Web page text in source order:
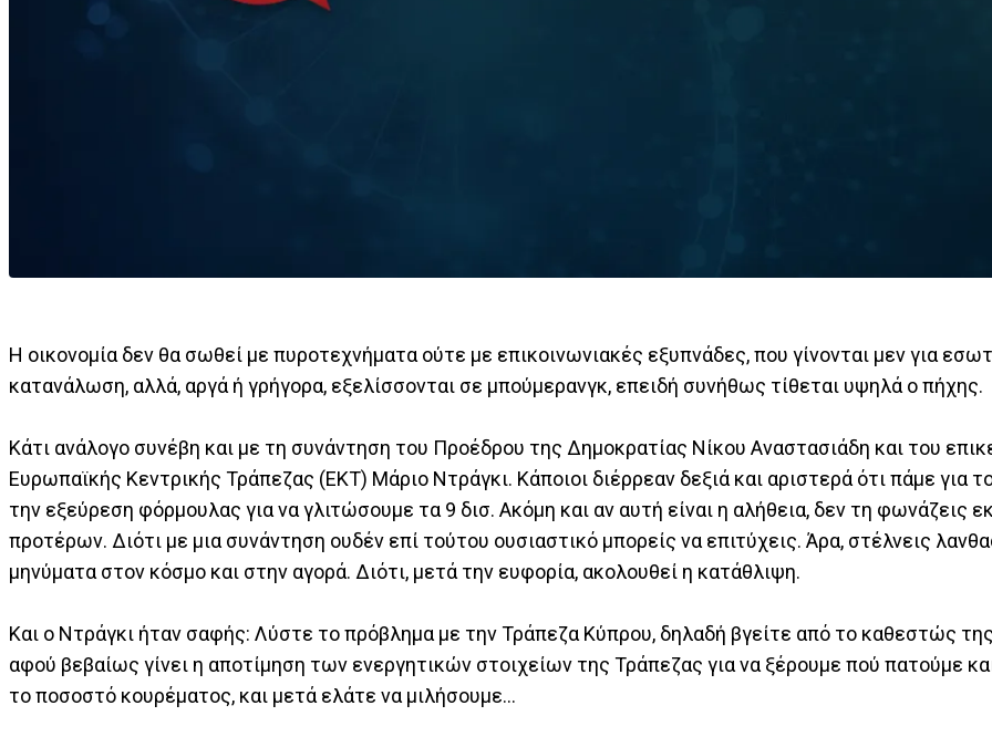
Η οικονομία δεν θα σωθεί με πυροτεχνήματα ούτε με επικοινωνιακές εξυπνάδες, που γίνονται μεν για
κατανάλωση, αλλά, αργά ή γρήγορα, εξελίσσονται σε μπούμερανγκ, επειδή συνήθως τίθεται υψηλά ο πήχης.
Κάτι ανάλογο συνέβη και με τη συνάντηση του Προέδρου της Δημοκρατίας Νίκου Αναστασιάδη και του
Ευρωπαϊκής Κεντρικής Τράπεζας (ΕΚΤ) Μάριο Ντράγκι. Κάποιοι διέρρεαν δεξιά και αριστερά ότι πάμε για
την εξεύρεση φόρμουλας για να γλιτώσουμε τα 9 δισ. Ακόμη και αν αυτή είναι η αλήθεια, δεν τη φωνάζεις
προτέρων. Διότι με μια συνάντηση ουδέν επί τούτου ουσιαστικό μπορείς να επιτύχεις. Άρα, στέλνεις
μηνύματα στον κόσμο και στην αγορά. Διότι, μετά την ευφορία, ακολουθεί η κατάθλιψη.
Και ο Ντράγκι ήταν σαφής: Λύστε το πρόβλημα με την Τράπεζα Κύπρου, δηλαδή βγείτε από το καθεστώς
αφού βεβαίως γίνει η αποτίμηση των ενεργητικών στοιχείων της Τράπεζας για να ξέρουμε πού πατούμε
το ποσοστό κουρέματος, και μετά ελάτε να μιλήσουμε...